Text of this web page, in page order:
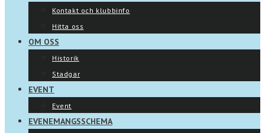
Kontakt och klubbinfo
Hitta oss
OM OSS
Historik
Stadgar
EVENT
Event
EVENEMANGSSCHEMA